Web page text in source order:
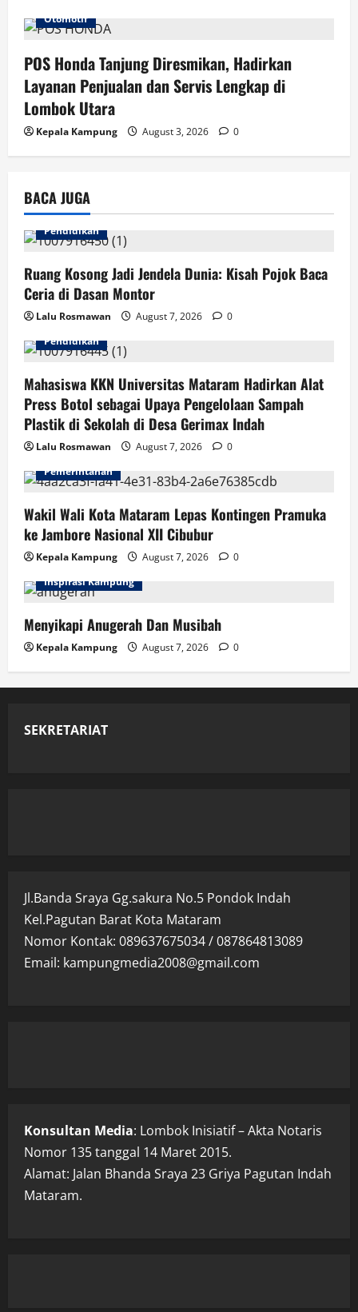
Otomotif
POS Honda Tanjung Diresmikan, Hadirkan
Layanan Penjualan dan Servis Lengkap di
Lombok Utara
Kepala Kampung August 3, 2026 0
BACA JUGA
Pendidikan
Ruang Kosong Jadi Jendela Dunia: Kisah Pojok Baca
Ceria di Dasan Montor
Lalu Rosmawan August 7, 2026
0
Pendidikan
Mahasiswa KKN Universitas Mataram Hadirkan Alat
Press Botol sebagai Upaya Pengelolaan Sampah
Plastik di Sekolah di Desa Gerimax Indah
Lalu Rosmawan August 7, 2026
0
Pemerintahan
Wakil Wali Kota Mataram Lepas Kontingen Pramuka
ke Jambore Nasional XII Cibubur
Kepala Kampung August 7, 2026
0
Inspirasi Kampung
Menyikapi Anugerah Dan Musibah
Kepala Kampung August 7, 2026 0
SEKRETARIAT
Jl.Banda Sraya Gg.sakura No.5 Pondok Indah
Kel.Pagutan Barat Kota Mataram
Nomor Kontak: 089637675034 / 087864813089
Email: kampungmedia2008@gmail.com
Konsultan Media: Lombok Inisiatif – Akta Notaris
Nomor 135 tanggal 14 Maret 2015.
Alamat: Jalan Bhanda Sraya 23 Griya Pagutan Indah
Mataram.